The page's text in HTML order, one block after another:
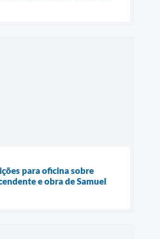
para oficina sobre
e obra de Samuel